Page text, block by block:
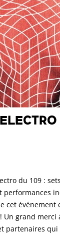
du 109 :
performances
cet événement
grand merci
partenaires